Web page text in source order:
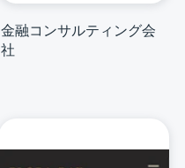
金融コンサルティング会
社